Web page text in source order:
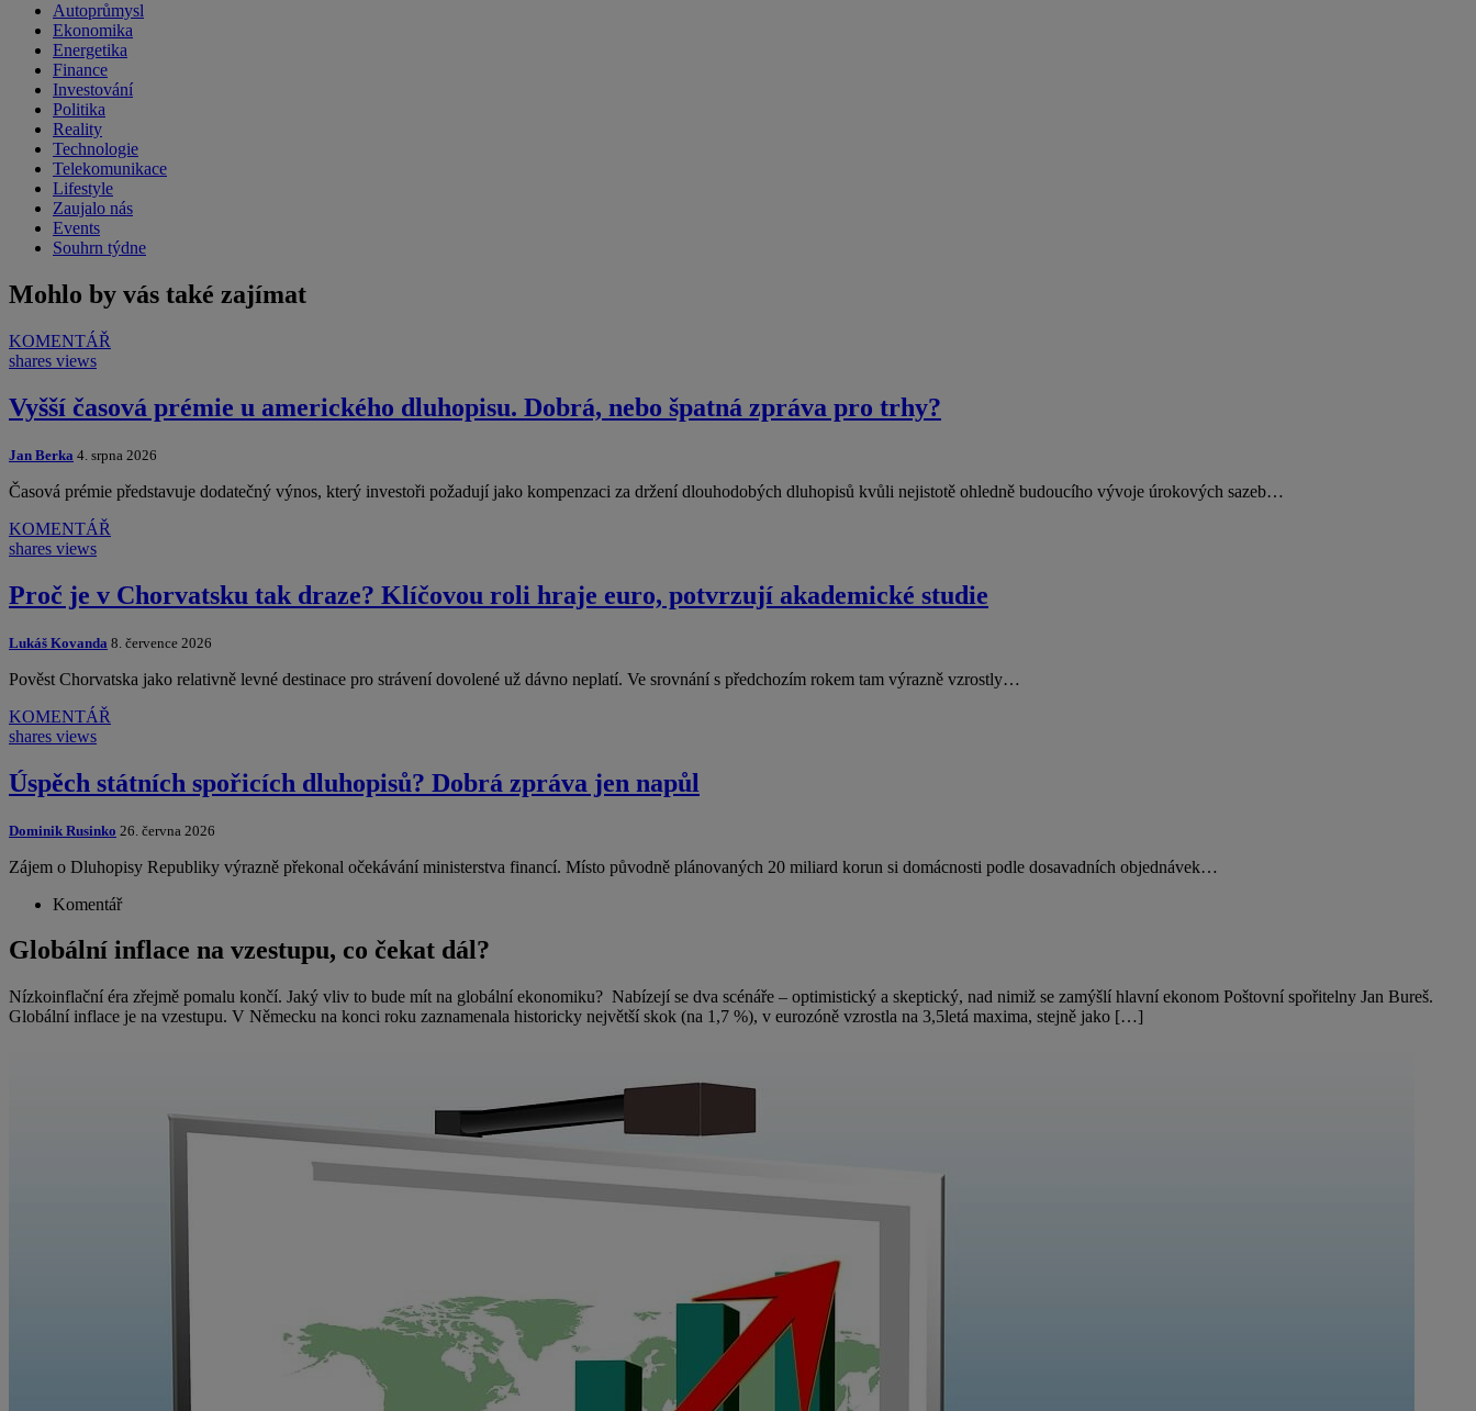
Autoprůmysl
Ekonomika
Energetika
Finance
Investování
Politika
Reality
Technologie
Telekomunikace
Lifestyle
Zaujalo nás
Events
Souhrn týdne
Mohlo by vás také zajímat
KOMENTÁŘ
shares views
Vyšší časová prémie u amerického dluhopisu. Dobrá, nebo špatná zpráva pro trhy?
Jan Berka 4. srpna 2026
Časová prémie představuje dodatečný výnos, který investoři požadují jako kompenzaci za držení dlouhodobých dluhopisů kvůli nejistotě ohledně budoucího vývoje úrokových sazeb…
KOMENTÁŘ
shares views
Proč je v Chorvatsku tak draze? Klíčovou roli hraje euro, potvrzují akademické studie
Lukáš Kovanda 8. července 2026
Pověst Chorvatska jako relativně levné destinace pro strávení dovolené už dávno neplatí. Ve srovnání s předchozím rokem tam výrazně vzrostly…
KOMENTÁŘ
shares views
Úspěch státních spořicích dluhopisů? Dobrá zpráva jen napůl
Dominik Rusinko 26. června 2026
Zájem o Dluhopisy Republiky výrazně překonal očekávání ministerstva financí. Místo původně plánovaných 20 miliard korun si domácnosti podle dosavadních objednávek…
Komentář
Globální inflace na vzestupu, co čekat dál?
Nízkoinflační éra zřejmě pomalu končí. Jaký vliv to bude mít na globální ekonomiku? Nabízejí se dva scénáře – optimistický a skeptický, nad nimiž se zamýšlí hlavní ekonom Poštovní spořitelny Jan Bureš.
Globální inflace je na vzestupu. V Německu na konci roku zaznamenala historicky největší skok (na 1,7 %), v eurozóně vzrostla na 3,5letá maxima, stejně jako […]